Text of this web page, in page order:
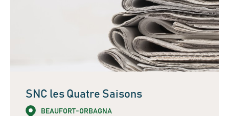
SNC les Quatre Saisons
BEAUFORT-ORBAGNA